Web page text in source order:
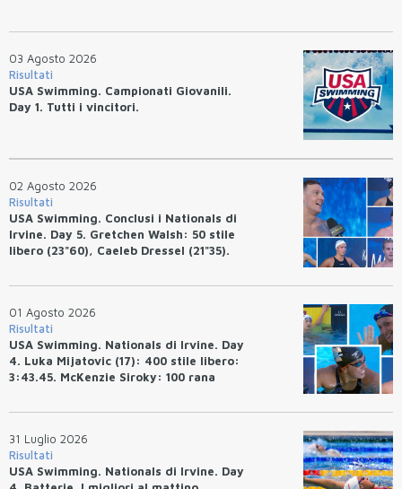
03 Agosto 2026
Risultati
USA Swimming. Campionati Giovanili.
Day 1. Tutti i vincitori.
02 Agosto 2026
Risultati
USA Swimming. Conclusi i Nationals di
Irvine. Day 5. Gretchen Walsh: 50 stile
libero (23"60), Caeleb Dressel (21"35).
01 Agosto 2026
Risultati
USA Swimming. Nationals di Irvine. Day
4. Luka Mijatovic (17): 400 stile libero:
3:43.45. McKenzie Siroky: 100 rana
Avakov: 100 rana (58.87).
31 Luglio 2026
Risultati
USA Swimming. Nationals di Irvine. Day